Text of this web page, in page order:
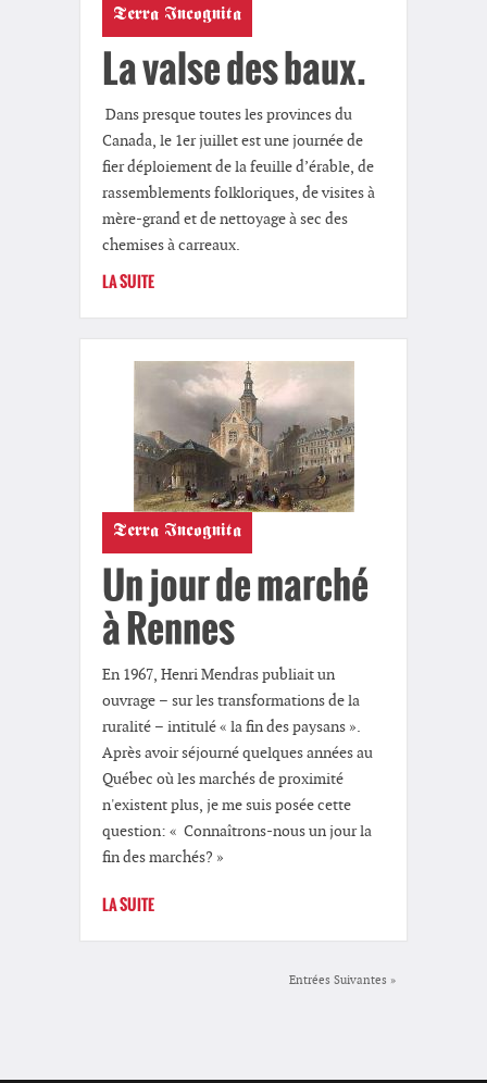
Terra Incognita
La valse des baux.
Dans presque toutes les provinces du
Canada, le 1er juillet est une journée de
fier déploiement de la feuille d’érable, de
rassemblements folkloriques, de visites à
mère-grand et de nettoyage à sec des
chemises à carreaux.
LA SUITE
Terra Incognita
Un jour de marché
à Rennes
En 1967, Henri Mendras publiait un
ouvrage – sur les transformations de la
ruralité – intitulé « la fin des paysans ».
Après avoir séjourné quelques années au
Québec où les marchés de proximité
n'existent plus, je me suis posée cette
question: « Connaîtrons-nous un jour la
fin des marchés? »
LA SUITE
Entrées Suivantes »